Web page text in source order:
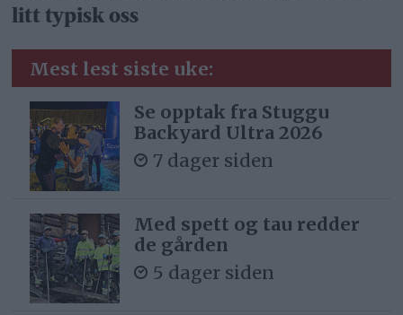
litt typisk oss
Mest lest siste uke:
Se opptak fra Stuggu
Backyard Ultra 2026
7 dager siden
Med spett og tau redder
de gården
5 dager siden